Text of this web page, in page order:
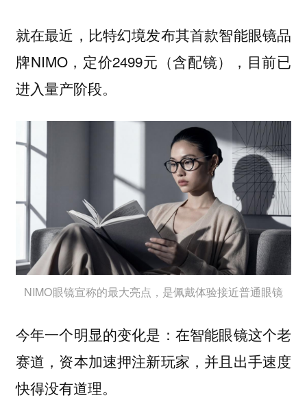
就在最近，比特幻境发布其首款智能眼镜品
牌NIMO，定价2499元（含配镜），目前已
进入量产阶段。
NIMO眼镜宣称的最大亮点，是佩戴体验接近普通眼镜
今年一个明显的变化是：在智能眼镜这个老
赛道，资本加速押注新玩家，并且出手速度
快得没有道理。